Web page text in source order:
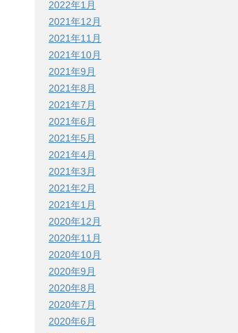
2022年1月
2021年12月
2021年11月
2021年10月
2021年9月
2021年8月
2021年7月
2021年6月
2021年5月
2021年4月
2021年3月
2021年2月
2021年1月
2020年12月
2020年11月
2020年10月
2020年9月
2020年8月
2020年7月
2020年6月